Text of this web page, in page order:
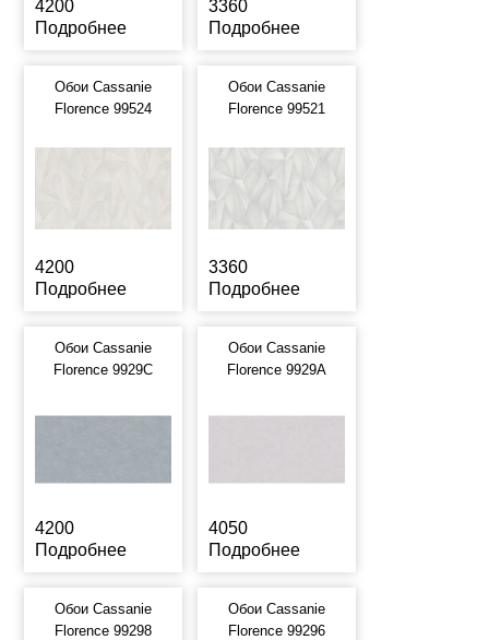
4200
Подробнее
3360
Подробнее
Обои Cassanie
Florence 99524
4200
Подробнее
Обои Cassanie
Florence 99521
3360
Подробнее
Обои Cassanie
Florence 9929C
4200
Подробнее
Обои Cassanie
Florence 9929A
4050
Подробнее
Обои Cassanie
Florence 99298
Обои Cassanie
Florence 99296